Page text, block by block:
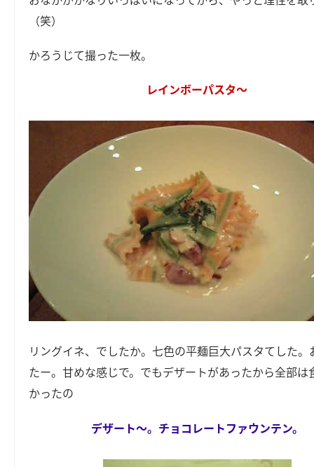
（笑）
かろうじて撮った一枚。
レインボーパスタ～
リングイネ、でしたか。七色の平麺巨大パスタてした。
たー。甘めな感じで。でもデザートがあったから全部は
かったの
デザート～。チョコレートファウンテン。